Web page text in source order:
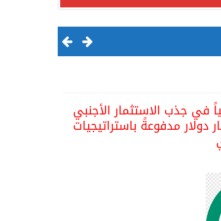
الثالث عشر الهجري
السعودية تصعد للمرتبة الـ13 عالمياً في جذب الاستثمار الأجنبي
قفزت 57.1 % إلى 33 مليار دولار مدفوعةً باستراتيجيات